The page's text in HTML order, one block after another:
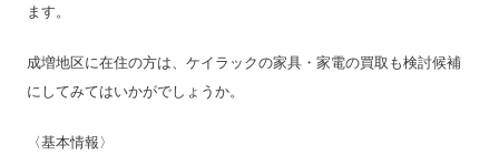
ます。
成増地区に在住の方は、ケイラックの家具・家電の買取も検討候補
にしてみてはいかがでしょうか。
〈基本情報〉